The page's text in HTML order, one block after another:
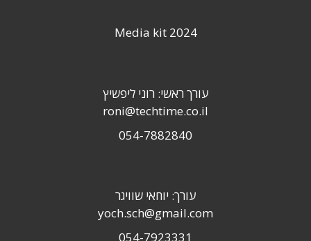
Media kit 2024
עורך ראשי: רוני ליפשיץ
roni@techtime.co.il
054-7882840
עורך: יוחאי שוויגר
yoch.sch@gmail.com
054-7923331